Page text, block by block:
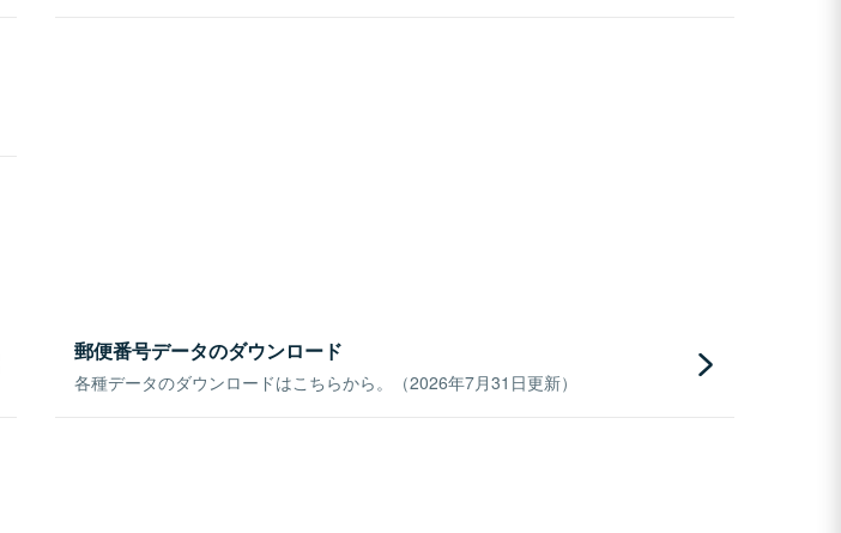
郵便番号データのダウンロード
各種データのダウンロードはこちらから。（2026年7月31日更新）